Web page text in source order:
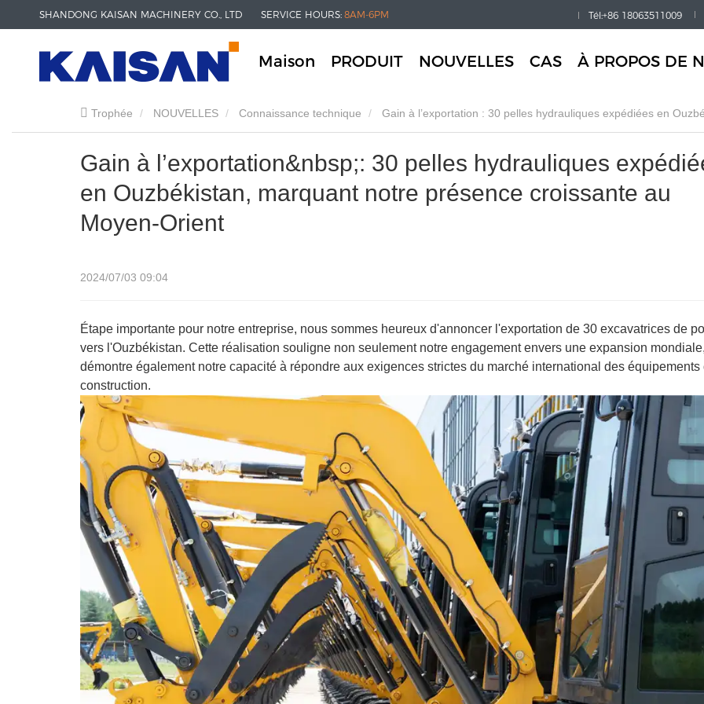
SHANDONG KAISAN MACHINERY CO., LTD SERVICE HOURS: 8AM-6PM Tél:+86 18063511009
Maison PRODUIT NOUVELLES CAS À PROPOS DE
Trophée NOUVELLES Connaissance technique
Moyen-Orient
Gain à l’exportation&nbsp;: 30 pelles hydrauliques
en Ouzbékistan, marquant notre présence croissante au
Moyen-Orient
2024/07/03 09:04
Étape importante pour notre entreprise, nous sommes heureux d'annoncer l'exportation de 30 excavatrices de
vers l'Ouzbékistan. Cette réalisation souligne non seulement notre engagement envers une expansion
démontre également notre capacité à répondre aux exigences strictes du marché international des équipements
construction.